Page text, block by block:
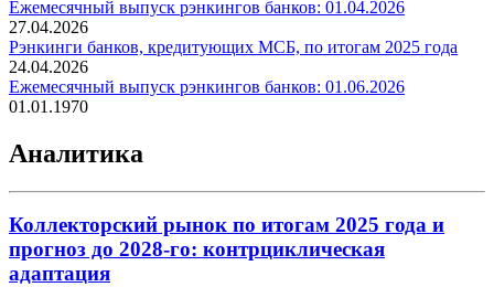
Ежемесячный выпуск рэнкингов банков: 01.04.2026
27.04.2026
Рэнкинги банков, кредитующих МСБ, по итогам 2025 года
24.04.2026
Ежемесячный выпуск рэнкингов банков: 01.06.2026
01.01.1970
Аналитика
Коллекторский рынок по итогам 2025 года и
прогноз до 2028-го: контрциклическая
адаптация